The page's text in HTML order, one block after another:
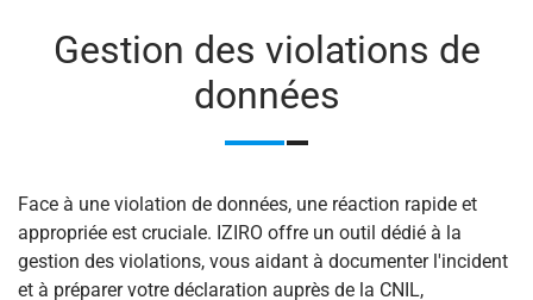
Gestion des violations de
données
Face à une violation de données, une réaction rapide et
appropriée est cruciale. IZIRO offre un outil dédié à la
gestion des violations, vous aidant à documenter l'incident
et à préparer votre déclaration auprès de la CNIL,